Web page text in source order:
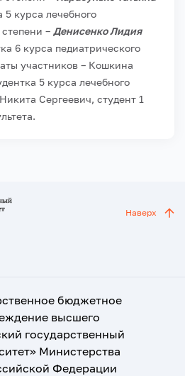
5 курса лечебного
– Денисенко Лидия
6 курса педиатрического
участников – Кошкина
5 курса лечебного
Сергеевич, студент 1
Наверх
бюджетное
высшего
государственный
Министерства
Федерации